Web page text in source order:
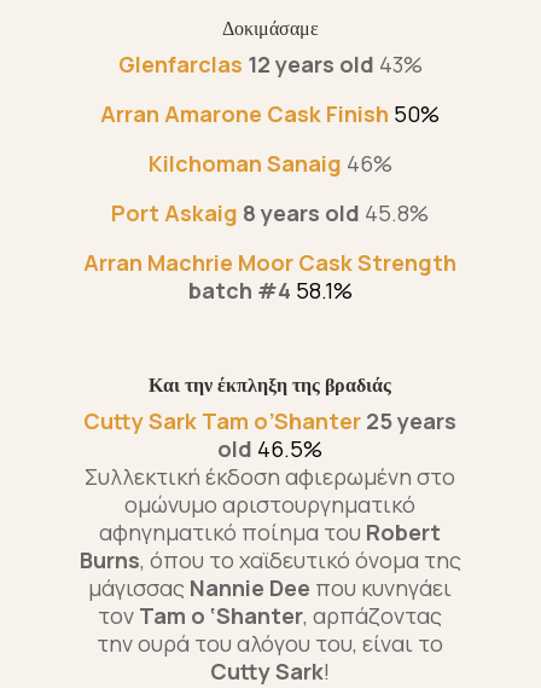
Δοκιμάσαμε
Glenfarclas 12 years old 43%
Arran Amarone Cask Finish 50%
Kilchoman Sanaig 46%
Port Askaig 8 years old 45.8%
Arran Machrie Moor Cask Strength
batch #4 58.1%
Και την έκπληξη της βραδιάς
Cutty Sark Tam o’Shanter 25 years
old 46.5%
Συλλεκτική έκδοση αφιερωμένη στο
ομώνυμο αριστουργηματικό
αφηγηματικό ποίημα του Robert
Burns, όπου το χαϊδευτικό όνομα της
μάγισσας Nannie Dee που κυνηγάει
τον Tam o ‘Shanter, αρπάζοντας
την ουρά του αλόγου του, είναι το
Cutty Sark!